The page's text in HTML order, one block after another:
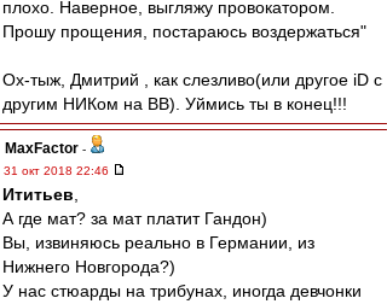
плохо. Наверное, выгляжу провокатором.
Прошу прощения, постараюсь воздержаться"
Ох-тыж, Дмитрий , как слезливо(или другое iD c
другим НИКом на ВВ). Уймись ты в конец!!!
MaxFactor -
31 окт 2018 22:46
Ититьев
А где мат? за мат платит Гандон)
Вы, извиняюсь реально в Германии, из
Нижнего Новгорода?)
У нас стюарды на трибунах, иногда девчонки